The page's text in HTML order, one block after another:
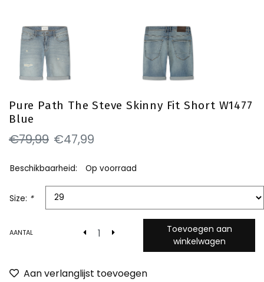
Pure Path The Steve Skinny Fit Short W1477
Blue
€79,99 €47,99
Beschikbaarheid: Op voorraad
Size: *
AANTAL
Toevoegen aan
winkelwagen
Aan verlanglijst toevoegen